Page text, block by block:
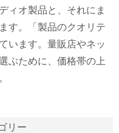
ィオ製品と、それにま
す。「製品のクオリテ
います。量販店やネッ
ぶために、価格帯の上
リー